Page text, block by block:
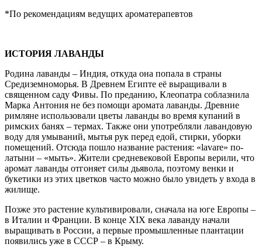
*По рекомендациям ведущих ароматерапевтов
ИСТОРИЯ ЛАВАНДЫ
Родина лаванды – Индия, откуда она попала в страны
Средиземноморья. В Древнем Египте её выращивали в
священном саду Фивы. По преданию, Клеопатра соблазнила
Марка Антония не без помощи аромата лаванды. Древние
римляне использовали цветы лаванды во время купаний в
римских банях – термах. Также они употребляли лавандовую
воду для умываний, мытья рук перед едой, стирки, уборки
помещений. Отсюда пошло название растения: «lavare» по-
латыни – «мыть». Жители средневековой Европы верили, что
аромат лаванды отгоняет силы дьявола, поэтому венки и
букетики из этих цветков часто можно было увидеть у входа в
жилище.
Позже это растение культивировали, сначала на юге Европы –
в Италии и Франции. В конце XIX века лаванду начали
выращивать в России, а первые промышленные плантации
появились уже в СССР – в Крыму.